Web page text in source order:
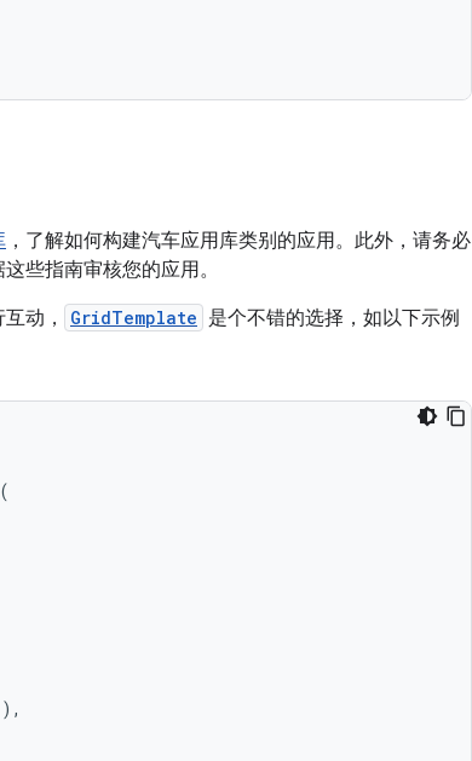
，了解如何构建汽车应用库类别的应用。此外，请务必
些指南审核您的应用。
动，
GridTemplate 是个不错的选择，如以下示例
(